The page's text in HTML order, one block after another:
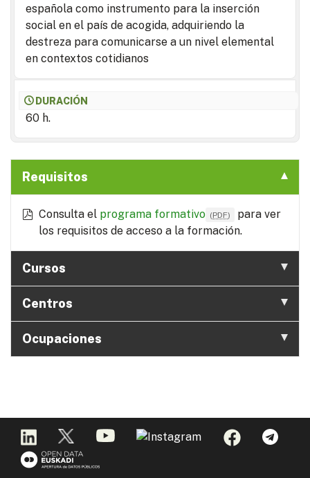
española como instrumento para la inserción
social en el país de acogida, adquiriendo la
destreza para comunicarse a un nivel elemental
en contextos cotidianos
DURACIÓN
60 h.
Requisitos
Consulta el programa formativo (PDF)
para ver
los requisitos de acceso a la formación.
Cursos
Centros
Ocupaciones